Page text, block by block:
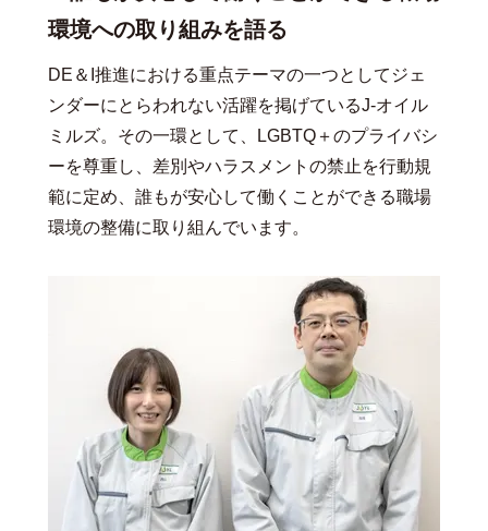
環境への取り組みを語る
DE＆I推進における重点テーマの一つとしてジェ
ンダーにとらわれない活躍を掲げているJ-オイル
ミルズ。その一環として、LGBTQ＋のプライバシ
ーを尊重し、差別やハラスメントの禁止を行動規
範に定め、誰もが安心して働くことができる職場
環境の整備に取り組んでいます。